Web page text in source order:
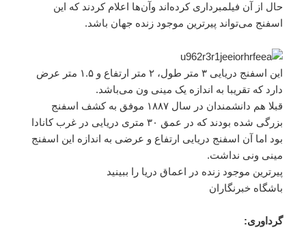
حال از آن فیلمبرداری کرده‌اند وآن‌ها اعلام کردند که این
اسفنج می‌تواند پیرترین موجود زنده جهان باشد.
این اسفنج دریایی ۳ متر طول، ۲ متر ارتفاع و ۱.۵ متر عرض
دارد که تقریبا به اندازه یک مینی ون می‌باشد.
قبلا هم دانشمندان در سال ۱۸۸۷ موفق به کشف اسفنج
بزرگی شده بودند که در عمق ۳۰ متری دریایی در غرب کانادا
بود اما آن اسفنج دریایی ارتفاع و عرضی به اندازه این اسفنج
مینی ونی نداشت.
پیرترین موجود زنده در اعماق دریا را ببینید
باشگاه خبرنگاران
گرداوری: